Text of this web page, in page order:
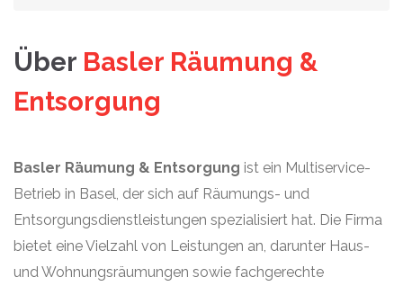
Über Basler Räumung &
Entsorgung
Basler Räumung & Entsorgung ist ein Multiservice-
Betrieb in Basel, der sich auf Räumungs- und
Entsorgungsdienstleistungen spezialisiert hat. Die Firma
bietet eine Vielzahl von Leistungen an, darunter Haus-
und Wohnungsräumungen sowie fachgerechte